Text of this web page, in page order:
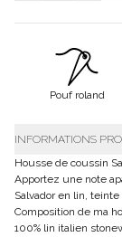
Pouf roland
INFORMATIONS
Housse de coussin
Apportez une note
Salvador en lin,
Composition de ma
100% lin italien